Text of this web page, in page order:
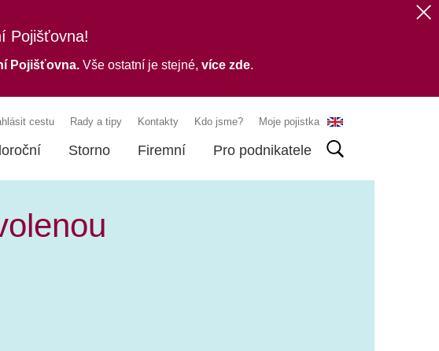
Pojišťovna!
Pojišťovna.Vše ostatní je stejné, více zde.
cestu Rady a tipy Kontakty Kdo jsme? Moje pojistka
Storno Firemní Pro podnikatele